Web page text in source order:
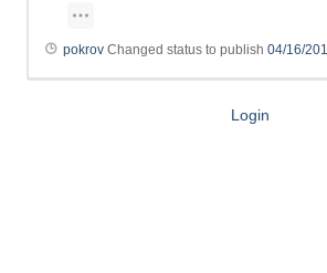
pokrovChanged status to publish 04/16/
Login